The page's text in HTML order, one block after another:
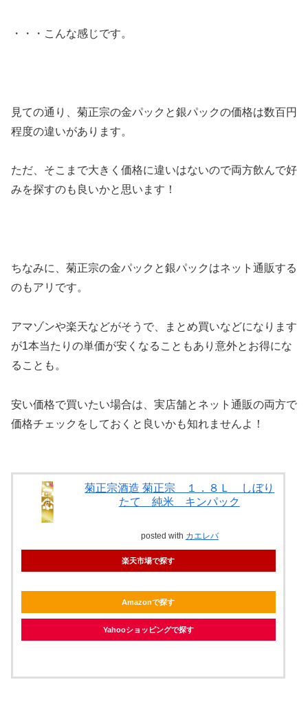
・・・こんな感じです。
見ての通り、菊正宗の金パックと銀パックの価格は数百円
程度の違いがあります。
ただ、そこまで大きく価格に違いはないので両方飲んで好
みを探すのも良いかと思います！
ちなみに、菊正宗の金パックと銀パックはネット通販する
のもアリです。
アマゾンや楽天などがそうで、まとめ買いなどになります
が1本当たりの単価が安くなることもあり意外とお得にな
ることも。
安い価格で買いたい場合は、実店舗とネット通販の両方で
価格チェックをしておくと良いかも知れませんよ！
菊正宗酒造 菊正宗 １．８Ｌ しぼり
たて 純米 キンパック
posted with カエレバ
楽天市場で探す
Amazonで探す
Yahooショッピングで探す